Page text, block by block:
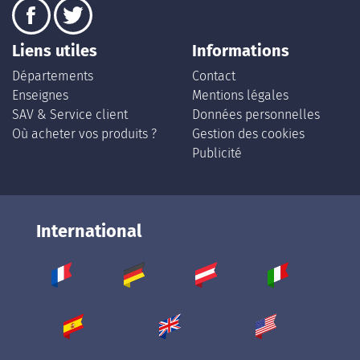
Liens utiles
Départements
Enseignes
SAV & Service client
Où acheter vos produits ?
Informations
Contact
Mentions légales
Données personnelles
Gestion des cookies
Publicité
International